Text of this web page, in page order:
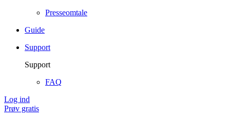
Presseomtale
Guide
Support
Support
FAQ
Log ind
Prøv gratis